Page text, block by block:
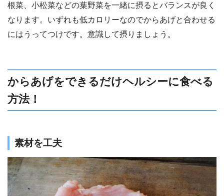
根菜、小松菜などの葉野菜を一緒に摂るとバランスが良く
なります。いずれも低カロリーなのでからあげと合わせる
にはうってつけです。意識して摂りましょう。
からあげをできるだけヘルシーに食べる
方法！
素材を工夫